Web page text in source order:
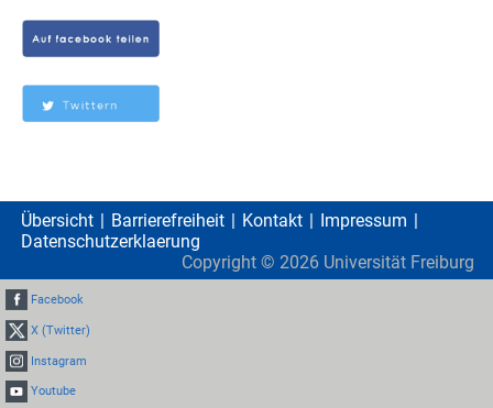
Übersicht Barrierefreiheit Kontakt
Impressum
Datenschutzerklaerung
Copyright © 2026 Universität Freiburg
Facebook
X (Twitter)
Instagram
Youtube